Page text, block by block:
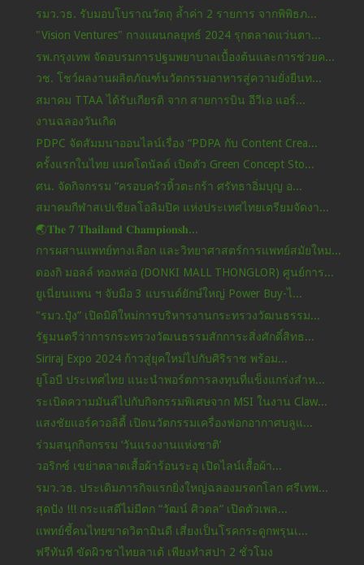
รมว.วธ. รับมอบโบราณวัตถุ ล้ำค่า 2 รายการ จากพิพิธภ...
"Vision Ventures" กางแผนกลยุทธ์ 2024 รุกตลาดแว่นตา...
รพ.กรุงเทพ จัดอบรมการปฐมพยาบาลเบื้องต้นและการช่วยค...
วช. โชว์ผลงานผลิตภัณฑ์นวัตกรรมอาหารสู่ความยั่งยืนท...
สมาคม TTAA ได้รับเกียรติ จาก สายการบิน อีวีเอ แอร์...
งานฉลองวันเกิด
PDPC จัดสัมมนาออนไลน์เรื่อง “PDPA กับ Content Crea...
ครั้งแรกในไทย แมคโดนัลด์ เปิดตัว Green Concept Sto...
ศน. จัดกิจกรรม “ครอบครัวหิ้วตะกร้า ศรัทธาอิ่มบุญ อ...
สมาคมกีฬาสเปเชียลโอลิมปิค แห่งประเทศไทยเตรียมจัดงา...
🌏𝐓𝐡𝐞 𝟕 𝐓𝐡𝐚𝐢𝐥𝐚𝐧𝐝 𝐂𝐡𝐚𝐦𝐩𝐢𝐨𝐧𝐬𝐡...
การผสานแพทย์ทางเลือก และวิทยาศาสตร์การแพทย์สมัยใหม...
ดองกิ มอลล์ ทองหล่อ (DONKI MALL THONGLOR) ศูนย์การ...
ยูเนี่ยนแพน ฯ จับมือ 3 แบรนด์ยักษ์ใหญ่ Power Buy-ไ...
"รมว.ปุ๋ง” เปิดมิติใหม่การบริหารงานกระทรวงวัฒนธรรม...
รัฐมนตรีว่าการกระทรวงวัฒนธรรมสักการะสิ่งศักดิ์สิทธ...
Siriraj Expo 2024 ก้าวสู่ยุคใหม่ไปกับศิริราช พร้อม...
ยูโอบี ประเทศไทย แนะนำพอร์ตการลงทุนที่แข็งแกร่งสำห...
ระเบิดความมันส์ไปกับกิจกรรมพิเศษจาก MSI ในงาน Claw...
แสงชัยแอร์ควอลิตี้ เปิดนวัตกรรมเครื่องฟอกอากาศบลูแ...
ร่วมสนุกกิจกรรม ‘วันแรงงานแห่งชาติ’
วอริกซ์ เขย่าตลาดเสื้อผ้าร้อนระอุ เปิดไลน์เสื้อผ้า...
รมว.วธ. ประเดิมภารกิจแรกยิ่งใหญ่ฉลองมรดกโลก ศรีเทพ...
สุดปัง !!! กระแสดีไม่มีตก “วัฒน์ ศิวดล” เปิดตัวเพล...
แพทย์ชี้คนไทยขาดวิตามินดี เสี่ยงเป็นโรคกระดูกพรุนเ...
ฟรีทันที ขัดผิวชาไทยลาเต้ เพียงทำสปา 2 ชั่วโมง